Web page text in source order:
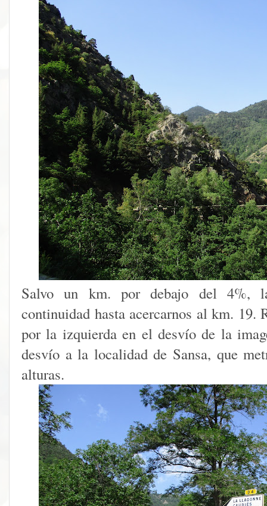
Salvo un km. por debajo del 4%,
continuidad hasta acercarnos al km. 19.
por la izquierda en el desvío de la
desvío a la localidad de Sansa, que
alturas.